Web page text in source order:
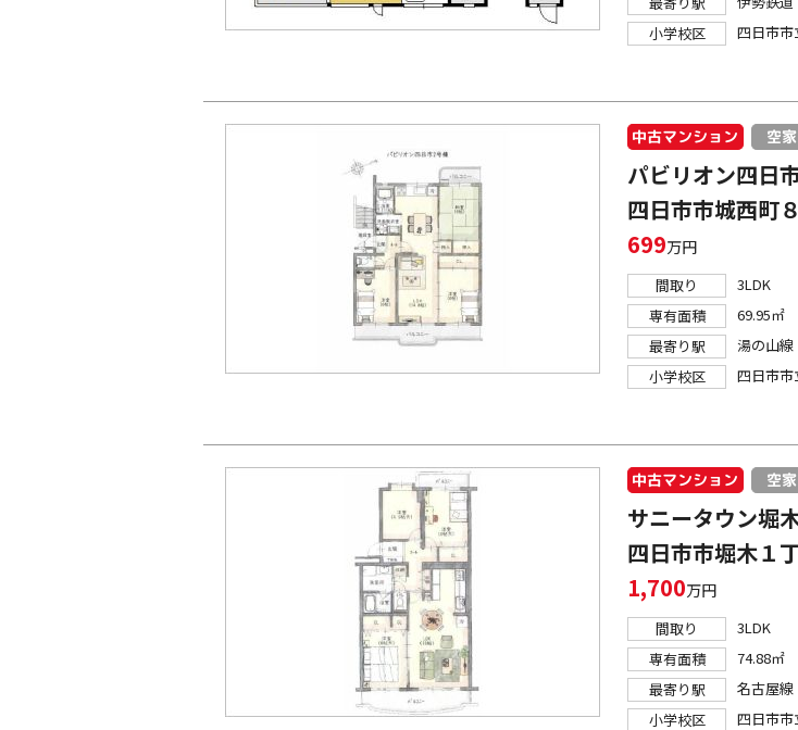
小学校区
四日市
中古マンション 空家
パビリオン四日
四日市市城西町
699万円
間取り 3LDK
専有面積
69.95㎡
最寄り駅
湯の山線
小学校区
四日市
中古マンション 空家
サニータウン堀
四日市市堀木１
1,700万円
間取り 3LDK
専有面積
74.88㎡
最寄り駅
名古屋線
小学校区
四日市